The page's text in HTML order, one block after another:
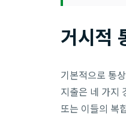
거시적
기본적으로 통
지출은 네 가지
또는 이들의 복